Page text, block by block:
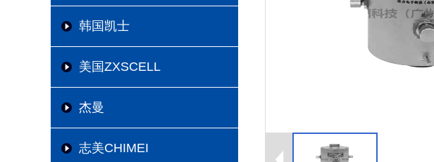
韩国凯士
美国ZXSCELL
杰曼
志美CHIMEI